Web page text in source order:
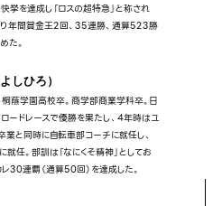
挙を達成し「ロスの超特急」と称され
年間賞金王2回、35連勝、通算523勝
た。
しひろ）
蔭学園高校卒。商学部商業学科卒。日
ードレースで優勝を果たし、4年時はユ
業と同時に自転車部コーチに就任し、
任。部訓は「なにくそ精神」としてお
30連覇（通算50回）を達成した。